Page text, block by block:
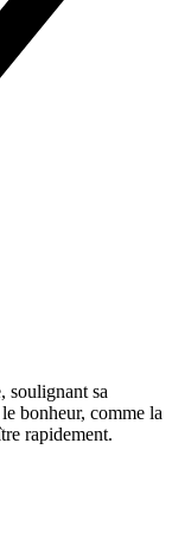
soulignant sa
bonheur, comme la
rapidement.